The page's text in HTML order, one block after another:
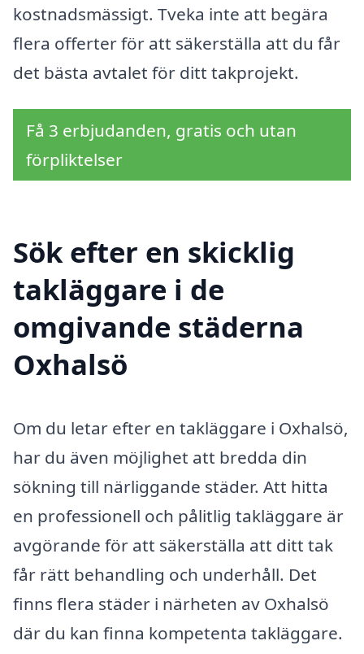
kostnadsmässigt. Tveka inte att begära
flera offerter för att säkerställa att du får
det bästa avtalet för ditt takprojekt.
Få 3 erbjudanden, gratis och utan
förpliktelser
Sök efter en skicklig
takläggare i de
omgivande städerna
Oxhalsö
Om du letar efter en takläggare i Oxhalsö,
har du även möjlighet att bredda din
sökning till närliggande städer. Att hitta
en professionell och pålitlig takläggare är
avgörande för att säkerställa att ditt tak
får rätt behandling och underhåll. Det
finns flera städer i närheten av Oxhalsö
där du kan finna kompetenta takläggare.